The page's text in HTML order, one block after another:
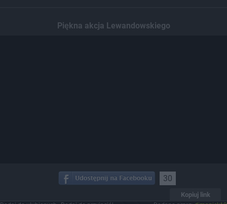
Piękna akcja Lewandowskiego
30
Kopiuj link